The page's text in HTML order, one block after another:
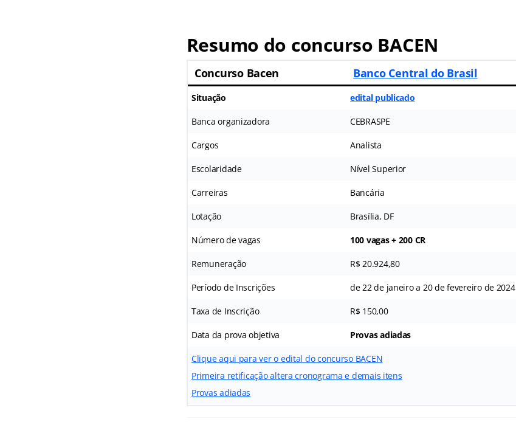
Resumo do concurso BACEN
Concurso Bacen Banco Central do Brasil
Situação edital publicado
Banca organizadora CEBRASPE
Cargos Analista
Escolaridade Nível Superior
Carreiras Bancária
Lotação Brasília, DF
Número de vagas 100 vagas + 200 CR
Remuneração R$ 20.924,80
Período de Inscrições de 22 de janeiro a 20 de fevereiro de 2024
Taxa de Inscrição R$ 150,00
Data da prova objetiva Provas adiadas
Clique aqui para ver o edital do concurso BACEN
Primeira retificação altera cronograma e demais itens
Provas adiadas